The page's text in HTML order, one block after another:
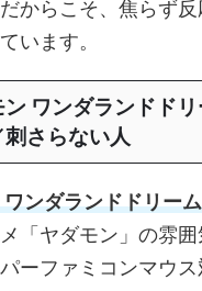
からこそ、焦らず
います。
ン ワンダランドド
刺さらない人
ンダランドドリーム
「ヤダモン」の雰
ーファミコンマウ